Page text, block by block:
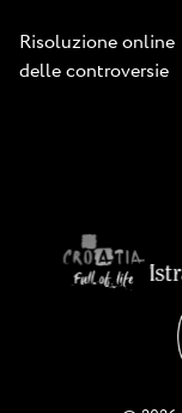
Risoluzione online
delle controversie